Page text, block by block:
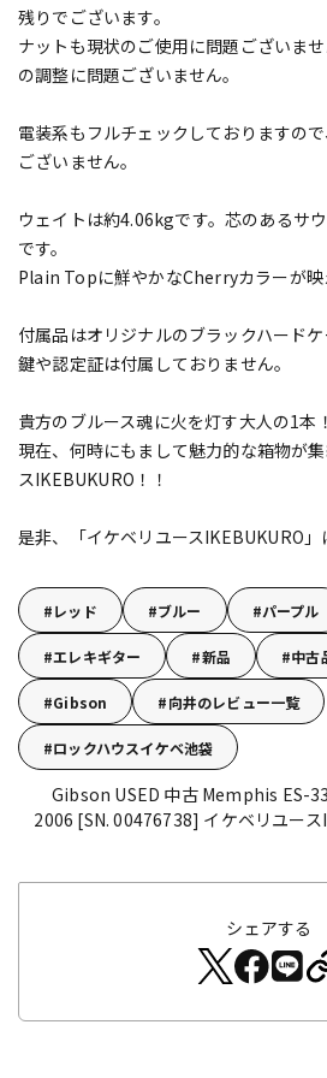
残りでございます。
ナットも現状のご使用に問題ございま
の調整に問題ございません。
電装系もフルチェックしておりますの
ございません。
ウェイトは約4.06kgです。芯のあるサ
です。
Plain Topに鮮やかなCherryカラーが映
付属品はオリジナルのブラックハードケ
鍵や認定証は付属しておりません。
貴方のブルース魂に火を灯す大人の1本！
現在、何時にもまして魅力的な箱物が
スIKEBUKURO！！
是非、「イケベリユースIKEBUKURO」
レッド ブルー パープル
エレキギター 新品 中古
Gibson 向井のレビュー一覧
ロックハウスイケベ池袋
Gibson USED 中古 Memphis ES-
2006 [SN. 00476738] イケベリユー
シェアする